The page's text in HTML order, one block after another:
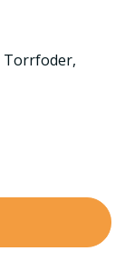
Torrfoder,